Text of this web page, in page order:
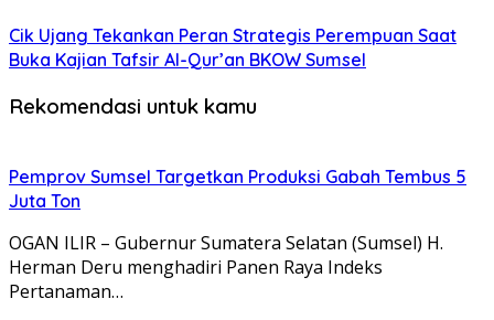
Cik Ujang Tekankan Peran Strategis Perempuan Saat
Buka Kajian Tafsir Al-Qur’an BKOW Sumsel
Rekomendasi untuk kamu
Pemprov Sumsel Targetkan Produksi Gabah Tembus 5
Juta Ton
OGAN ILIR – Gubernur Sumatera Selatan (Sumsel) H.
Herman Deru menghadiri Panen Raya Indeks
Pertanaman…